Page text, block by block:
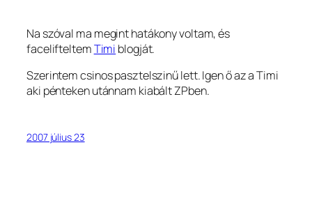
Na szóval ma megint hatákony voltam, és
facelifteltemTimi blogját.
Szerintem csinos pasztelszinű lett. Igen ő az a Timi
aki pénteken utánnam kiabált ZPben.
2007 július 23